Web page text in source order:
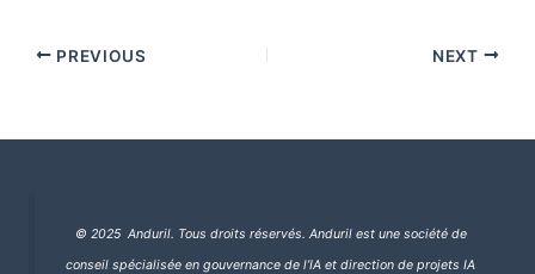
PREVIOUS NEXT
© 2025 Anduril. Tous droits réservés. Anduril est une société de
conseil spécialisée en gouvernance de l’IA et direction de projets IA